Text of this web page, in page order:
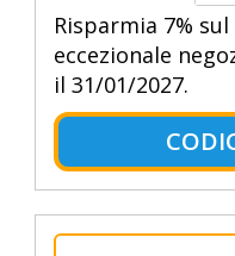
Risparmia 7%
eccezionale
il 31/01/2027.